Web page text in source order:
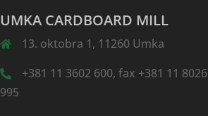
UMKA CARDBOARD MILL
13. oktobra 1, 11260 Umka
+381 11 3602 600, fax +381 11 8026
995